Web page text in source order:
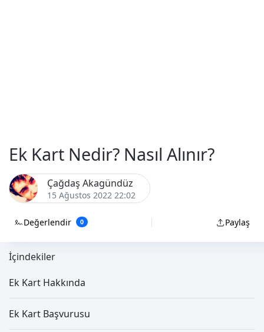
Ek Kart Nedir? Nasıl Alınır?
Çağdaş Akagündüz
15 Ağustos 2022 22:02
Değerlendir 0 Paylaş
İçindekiler
Ek Kart Hakkında
Ek Kart Başvurusu